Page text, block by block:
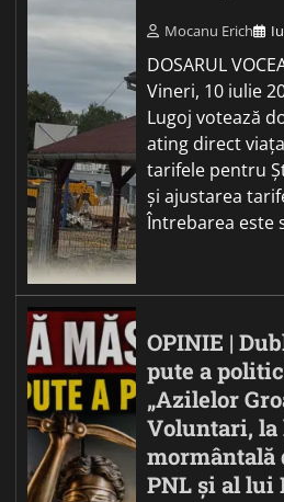
Mocanu Erich
DOSARUL
Vineri, 10 iulie
Lugoj votează
ating direct
tarifele pentru
și ajustarea
Întrebarea este
OPINIE |
pute a
„Azilelor
Voluntari,
PNL și al lui